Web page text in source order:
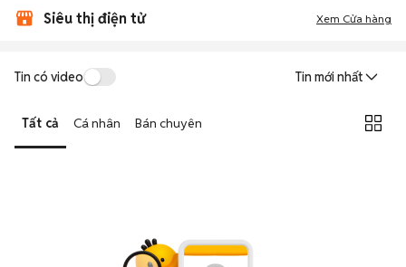
Siêu thị điện tử Xem Cửa hàng
Tin có video Tin mới nhất
Tất cả Cá nhân Bán chuyên